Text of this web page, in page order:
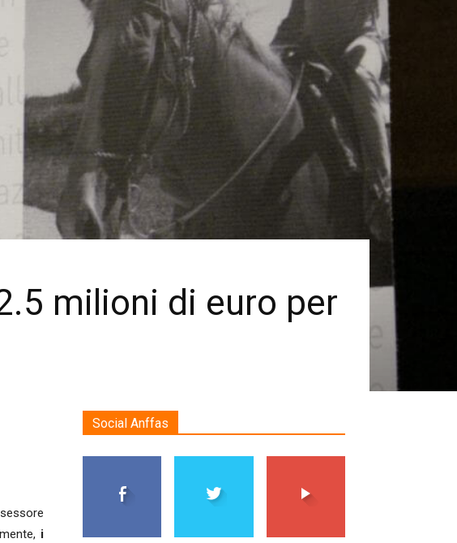
milioni di euro per
i
Social Anffas